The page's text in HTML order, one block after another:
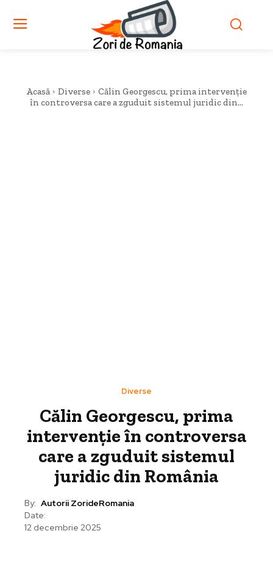
Acasă Diverse
Călin Georgescu, prima intervenție
în controversa care a zguduit sistemul juridic din...
Diverse
Călin Georgescu, prima
intervenție în controversa
care a zguduit sistemul
juridic din România
By: Autorii ZorideRomania
Date:
12 decembrie 2025